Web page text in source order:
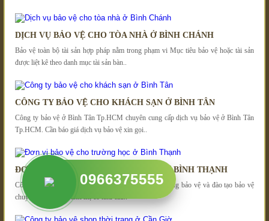
DỊCH VỤ BẢO VỆ CHO TÒA NHÀ Ở BÌNH CHÁNH
Bảo vệ toàn bộ tài sản hợp pháp nằm trong phạm vi Mục tiêu bảo vệ hoặc tài sản
được liệt kê theo danh mục tài sản bàn..
CÔNG TY BẢO VỆ CHO KHÁCH SẠN Ở BÌNH TÂN
Công ty bảo vệ ở Bình Tân Tp.HCM chuyên cung cấp dịch vụ bảo vệ ở Bình Tân
Tp.HCM. Cần báo giá dịch vụ bảo vệ xin gọi..
ĐƠN VỊ BẢO VỆ CHO TRƯỜNG HỌC Ở BÌNH THẠNH
Công ty bảo vệ ở Bình Thạnh thường xuyên tuyển dụng bảo vệ và đào tạo bảo vệ
chuyên nghiệp, các anh/chị có nhu cầu..
0966375555